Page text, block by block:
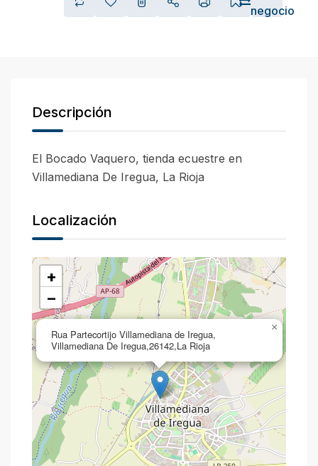
negocio
Descripción
El Bocado Vaquero, tienda ecuestre en
Villamediana De Iregua, La Rioja
Localización
Rua Partecortijo Villamediana de Iregua,
Villamediana De Iregua,26142,La Rioja
×
+
−